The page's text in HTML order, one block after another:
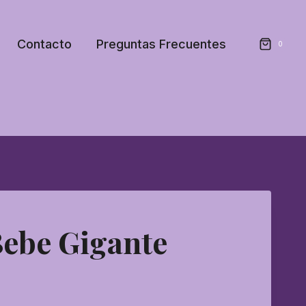
Contacto Preguntas Frecuentes 0
Gigante